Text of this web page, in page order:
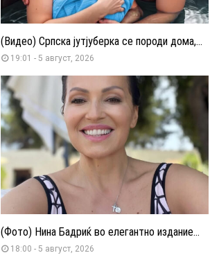
(Видео) Српска јутјуберка се породи дома,...
19:01 - 5 август, 2026
(Фото) Нина Бадриќ во елегантно издание...
18:00 - 5 август, 2026